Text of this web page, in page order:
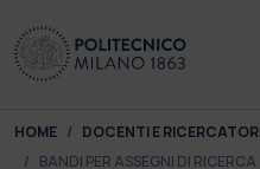
You are here:
HOME DOCENTI E
BANDI PER ASSEGNI DI RICERCA